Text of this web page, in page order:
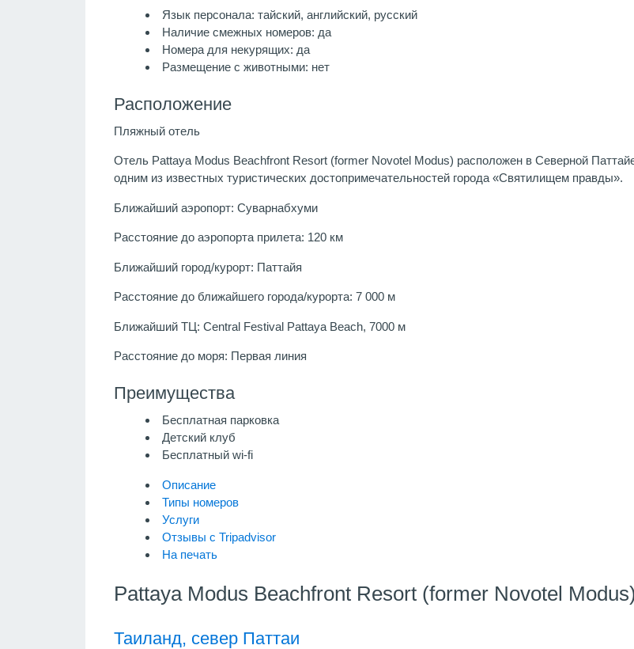
Язык персонала: тайский, английский, русский
Наличие смежных номеров: да
Номера для некурящих: да
Размещение с животными: нет
Расположение
Пляжный отель
Отель Pattaya Modus Beachfront Resort (former Novotel Modus) расположен в Северной
одним из известных туристических достопримечательностей города «Святилищем правды».
Ближайший аэропорт: Суварнабхуми
Расстояние до аэропорта прилета: 120 км
Ближайший город/курорт: Паттайя
Расстояние до ближайшего города/курорта: 7 000 м
Ближайший ТЦ: Central Festival Pattaya Beach, 7000 м
Расстояние до моря: Первая линия
Преимущества
Бесплатная парковка
Детский клуб
Бесплатный wi-fi
Описание
Типы номеров
Услуги
Отзывы с Tripadvisor
На печать
Pattaya Modus Beachfront Resort (former Novotel Modus)
Таиланд, север Паттаи